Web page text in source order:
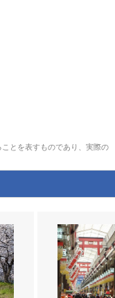
とを表すものであり、実際の